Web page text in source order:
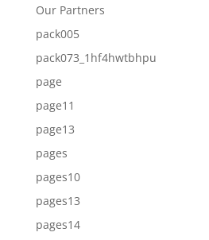
Our Partners
pack005
pack073_1hf4hwtbhpu
page
page11
page13
pages
pages10
pages13
pages14